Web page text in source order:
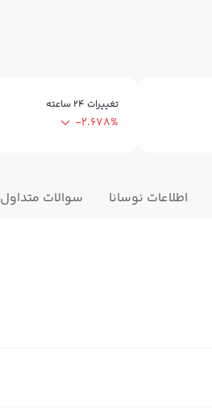
تغییرات ۲۴ ساعته
-2.678%
اطلاعات نوسانا سوالات متداول